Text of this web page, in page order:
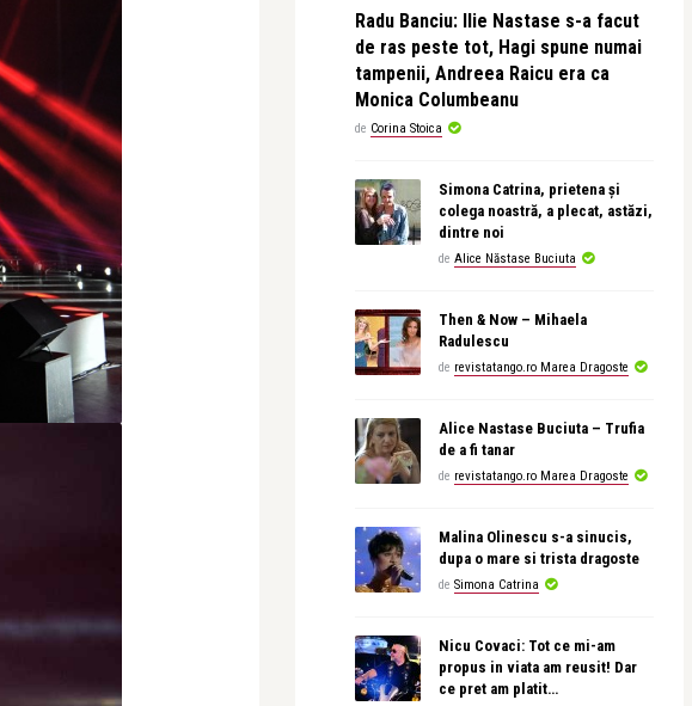
Radu Banciu: Ilie Nastase s-a facut
de ras peste tot, Hagi spune numai
tampenii, Andreea Raicu era ca
Monica Columbeanu
de Corina Stoica
Simona Catrina, prietena și
colega noastră, a plecat, astăzi,
dintre noi
de Alice Năstase Buciuta
Then & Now – Mihaela
Radulescu
de revistatango.ro Marea Dragoste
Alice Nastase Buciuta – Trufia
de a fi tanar
de revistatango.ro Marea Dragoste
Malina Olinescu s-a sinucis,
dupa o mare si trista dragoste
de Simona Catrina
Nicu Covaci: Tot ce mi-am
propus in viata am reusit! Dar
ce pret am platit…